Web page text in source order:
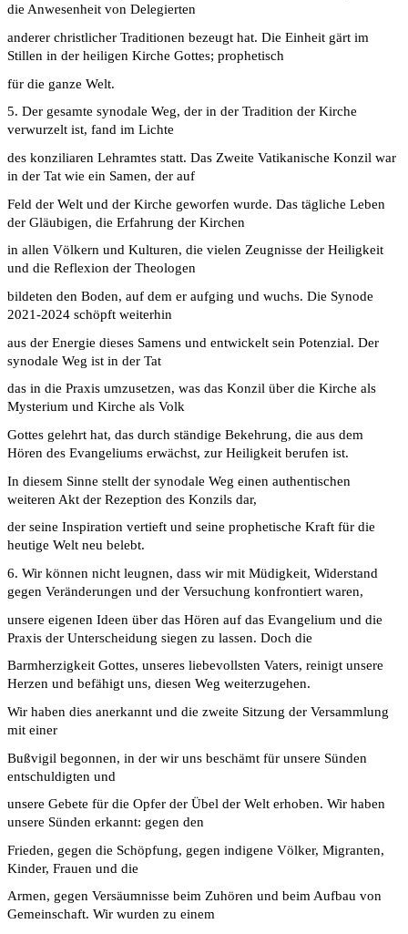
die Anwesenheit von Delegierten
anderer christlicher Traditionen bezeugt hat. Die Einheit gärt im
Stillen in der heiligen Kirche Gottes; prophetisch
für die ganze Welt.
5. Der gesamte synodale Weg, der in der Tradition der Kirche
verwurzelt ist, fand im Lichte
des konziliaren Lehramtes statt. Das Zweite Vatikanische Konzil war
in der Tat wie ein Samen, der auf
Feld der Welt und der Kirche geworfen wurde. Das tägliche Leben
der Gläubigen, die Erfahrung der Kirchen
in allen Völkern und Kulturen, die vielen Zeugnisse der Heiligkeit
und die Reflexion der Theologen
bildeten den Boden, auf dem er aufging und wuchs. Die Synode
2021-2024 schöpft weiterhin
aus der Energie dieses Samens und entwickelt sein Potenzial. Der
synodale Weg ist in der Tat
das in die Praxis umzusetzen, was das Konzil über die Kirche als
Mysterium und Kirche als Volk
Gottes gelehrt hat, das durch ständige Bekehrung, die aus dem
Hören des Evangeliums erwächst, zur Heiligkeit berufen ist.
In diesem Sinne stellt der synodale Weg einen authentischen
weiteren Akt der Rezeption des Konzils dar,
der seine Inspiration vertieft und seine prophetische Kraft für die
heutige Welt neu belebt.
6. Wir können nicht leugnen, dass wir mit Müdigkeit, Widerstand
gegen Veränderungen und der Versuchung konfrontiert waren,
unsere eigenen Ideen über das Hören auf das Evangelium und die
Praxis der Unterscheidung siegen zu lassen. Doch die
Barmherzigkeit Gottes, unseres liebevollsten Vaters, reinigt unsere
Herzen und befähigt uns, diesen Weg weiterzugehen.
Wir haben dies anerkannt und die zweite Sitzung der Versammlung
mit einer
Bußvigil begonnen, in der wir uns beschämt für unsere Sünden
entschuldigten und
unsere Gebete für die Opfer der Übel der Welt erhoben. Wir haben
unsere Sünden erkannt: gegen den
Frieden, gegen die Schöpfung, gegen indigene Völker, Migranten,
Kinder, Frauen und die
Armen, gegen Versäumnisse beim Zuhören und beim Aufbau von
Gemeinschaft. Wir wurden zu einem